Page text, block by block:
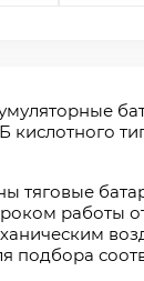
кислотного
тяговые
работы
подбора